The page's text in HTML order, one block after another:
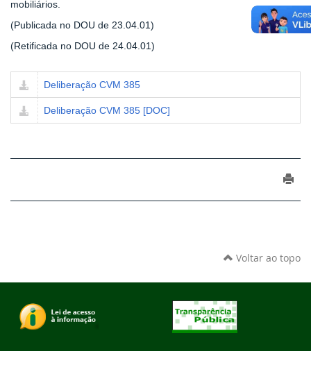
mobiliários.
(Publicada no DOU de 23.04.01)
(Retificada no DOU de 24.04.01)
Deliberação CVM 385
Deliberação CVM 385 [DOC]
Voltar ao topo